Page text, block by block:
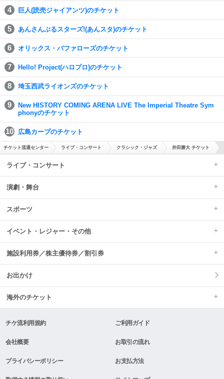
巨人(読売ジャイアンツ)のチケット
あんさんぶるスターズ!(あんスタ)のチケット
オリックス・バファローズのチケット
Hello! Project(ハロプロ)のチケット
埼玉西武ライオンズのチケット
New HISTORY COMING ARENA LIVE The Imperial Theatre Sym
phonyのチケット
広島カープのチケット
チケット流通センター ライブ・コンサート クラシック・ジャズ 井田勝大 チケット
ライブ・コンサート
演劇・舞台
スポーツ
イベント・レジャー・その他
施設利用券／株主優待券／割引券
お出かけ
海外のチケット
チケ流利用規約 ご利用ガイド
会社概要 お取引の流れ
プライバシーポリシー お支払方法